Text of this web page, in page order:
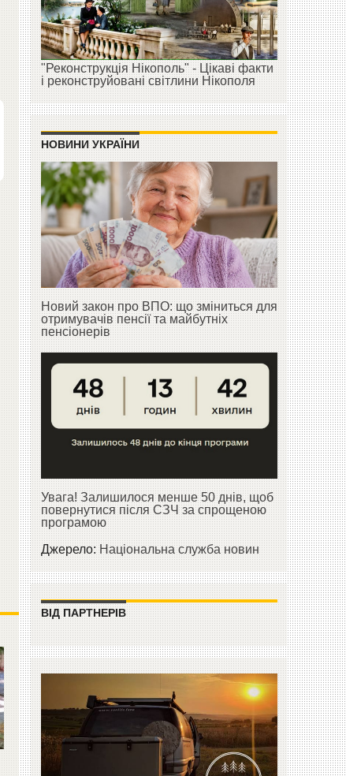
"Реконструкція Нікополь" - Цікаві факти
і реконструйовані світлини Нікополя
НОВИНИ УКРАЇНИ
Новий закон про ВПО: що зміниться для
отримувачів пенсії та майбутніх
пенсіонерів
Увага! Залишилося менше 50 днів, щоб
повернутися після СЗЧ за спрощеною
програмою
Джерело:Національна служба новин
ВІД ПАРТНЕРІВ